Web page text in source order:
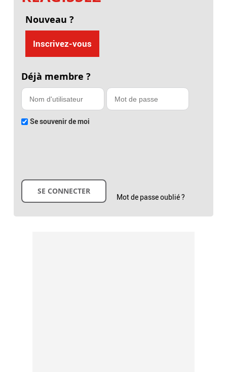
Nouveau ?
Inscrivez-vous
Déjà membre ?
Se souvenir de moi
Mot de passe oublié ?